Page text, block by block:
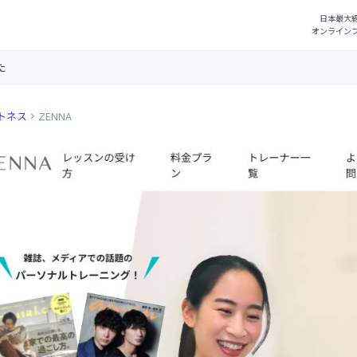
ネス  ZENNA